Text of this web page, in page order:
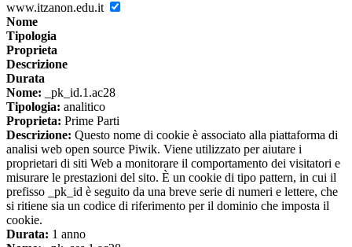
www.itzanon.edu.it
Nome
Tipologia
Proprieta
Descrizione
Durata
Nome: _pk_id.1.ac28
Tipologia: analitico
Proprieta: Prime Parti
Descrizione: Questo nome di cookie è associato alla piattaforma di
analisi web open source Piwik. Viene utilizzato per aiutare i
proprietari di siti Web a monitorare il comportamento dei visitatori e
misurare le prestazioni del sito. È un cookie di tipo pattern, in cui il
prefisso _pk_id è seguito da una breve serie di numeri e lettere, che
si ritiene sia un codice di riferimento per il dominio che imposta il
cookie.
Durata: 1 anno